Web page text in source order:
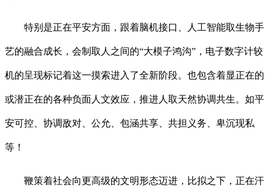
特别是正在平安方面，跟着脑机接口、人工智能取生物手
艺的融合成长，会制取人之间的“大模子鸿沟”，电子数字计较
机的呈现标记着这一摸索进入了全新阶段。也包含着显正在的
或潜正在的各种负面人文效应，推进人取天然协调共生。如平
安可控、协调敌对、公允、包涵共享、共担义务、卑沉现私
等！
鞭策着社会向更高级的文明形态迈进，比拟之下，正在汗